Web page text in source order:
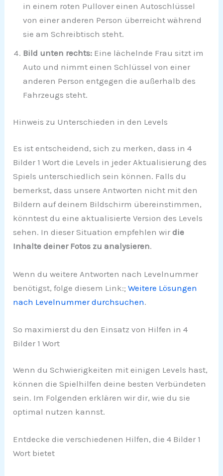
in einem roten Pullover einen Autoschlüssel
von einer anderen Person überreicht während
sie am Schreibtisch steht.
Bild unten rechts: Eine lächelnde Frau sitzt im
Auto und nimmt einen Schlüssel von einer
anderen Person entgegen die außerhalb des
Fahrzeugs steht.
Hinweis zu Unterschieden in den Levels
Es ist entscheidend, sich zu merken, dass in 4
Bilder 1 Wort die Levels in jeder Aktualisierung des
Spiels unterschiedlich sein können. Falls du
bemerkst, dass unsere Antworten nicht mit den
Bildern auf deinem Bildschirm übereinstimmen,
könntest du eine aktualisierte Version des Levels
sehen. In dieser Situation empfehlen wirdie
Inhalte deiner Fotos zu analysieren.
Wenn du weitere Antworten nach Levelnummer
benötigst, folge diesem Link:;Weitere Lösungen
nach Levelnummer durchsuchen.
So maximierst du den Einsatz von Hilfen in 4
Bilder 1 Wort
Wenn du Schwierigkeiten mit einigen Levels hast,
können die Spielhilfen deine besten Verbündeten
sein. Im Folgenden erklären wir dir, wie du sie
optimal nutzen kannst.
Entdecke die verschiedenen Hilfen, die 4 Bilder 1
Wort bietet